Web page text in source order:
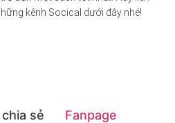
kênh Socical dưới đây nhé!
sẻ Fanpage